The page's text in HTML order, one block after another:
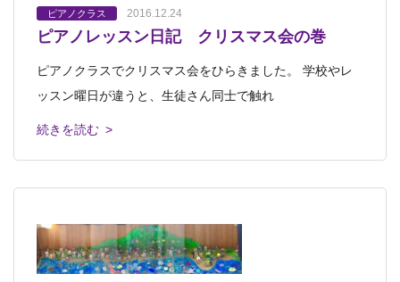
ピアノクラス 2016.12.24
ピアノレッスン日記 クリスマス会の巻
ピアノクラスでクリスマス会をひらきました。 学校やレ
ッスン曜日が違うと、生徒さん同士で触れ
続きを読む >